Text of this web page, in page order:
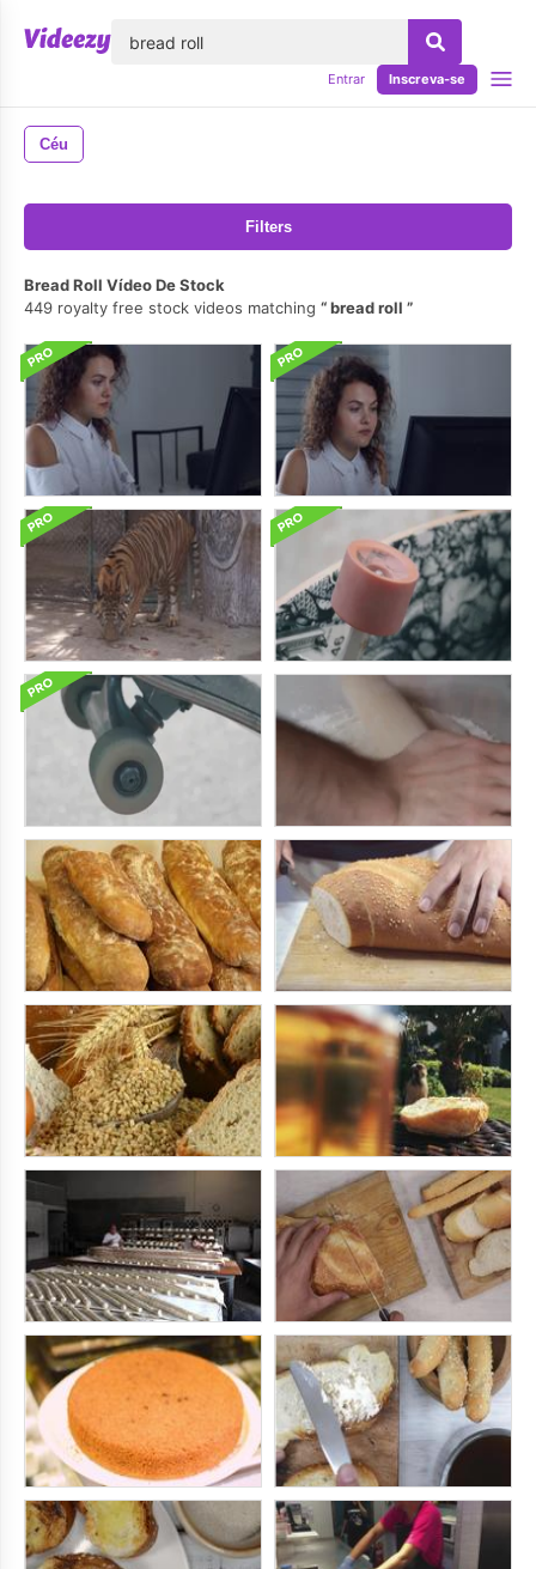
Entrar Inscreva-se
Céu
Filters
Bread Roll Vídeo De Stock
449 royalty free stock videos matching
bread roll